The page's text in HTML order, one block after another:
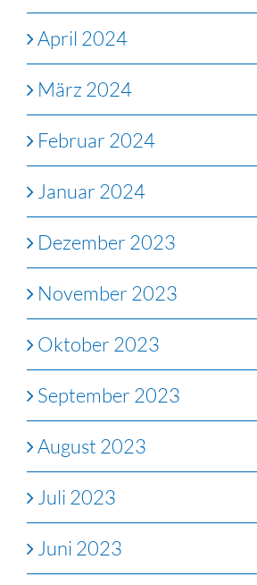
April 2024
März 2024
Februar 2024
Januar 2024
Dezember 2023
November 2023
Oktober 2023
September 2023
August 2023
Juli 2023
Juni 2023